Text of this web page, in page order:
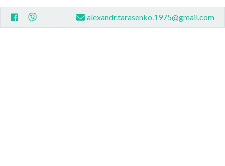
alexandr.tarasenko.1975@gmail.com